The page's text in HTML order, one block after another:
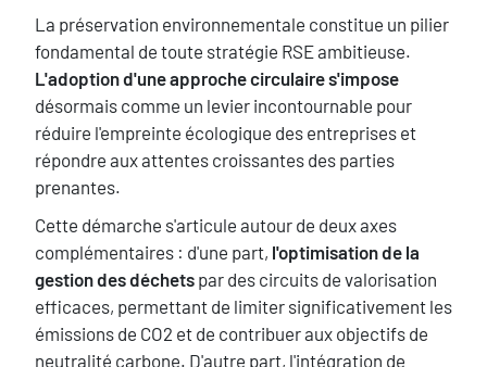
La préservation environnementale constitue un pilier
fondamental de toute stratégie RSE ambitieuse.
L'adoption d'une approche circulaire s'impose
désormais comme un levier incontournable pour
réduire l'empreinte écologique des entreprises et
répondre aux attentes croissantes des parties
prenantes.
Cette démarche s'articule autour de deux axes
complémentaires : d'une part, l'optimisation de la
gestion des déchets par des circuits de valorisation
efficaces, permettant de limiter significativement les
émissions de CO2 et de contribuer aux objectifs de
neutralité carbone. D'autre part, l'intégration de